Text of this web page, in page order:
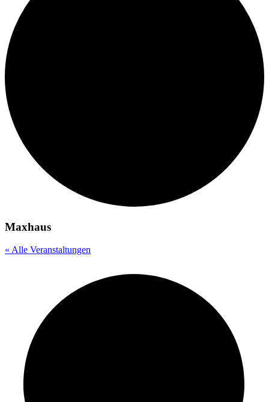
Maxhaus
« Alle Veranstaltungen